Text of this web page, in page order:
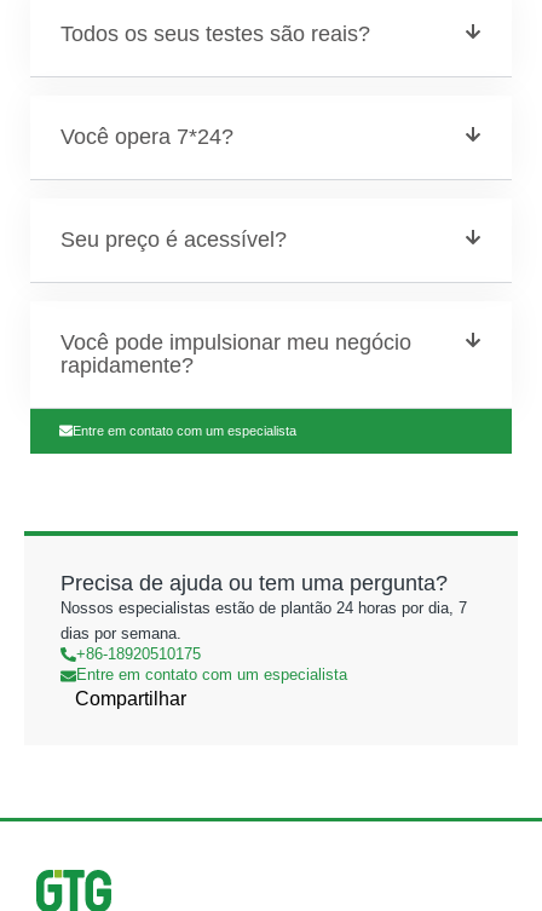
Todos os seus testes são reais?
Você opera 7*24?
Seu preço é acessível?
Você pode impulsionar meu negócio
rapidamente?
Entre em contato com um especialista
Precisa de ajuda ou tem uma pergunta?
Nossos especialistas estão de plantão 24 horas por dia, 7
dias por semana.
+86-18920510175
Entre em contato com um especialista
Compartilhar